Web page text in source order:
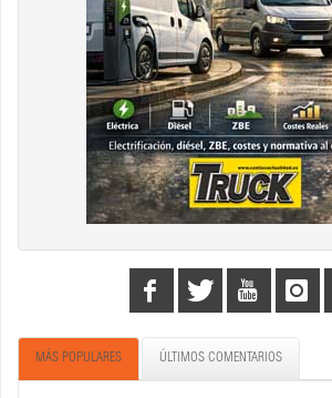
MÁS POPULARES ÚLTIMOS COMENTARIOS